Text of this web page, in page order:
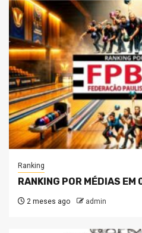
Ranking
RANKING POR MÉDIAS
2 meses ago admin